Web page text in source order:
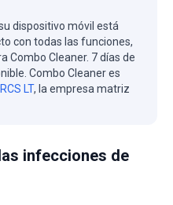
dispositivo móvil está
con todas las funciones,
Combo Cleaner. 7 días de
Combo Cleaner es
RCS LT, la empresa matriz
infecciones de